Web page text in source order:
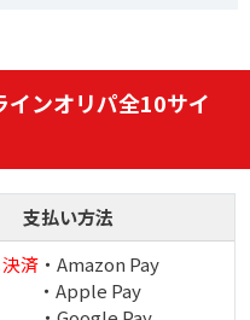
確5種が引ける
大1,500コイン！
インオリパ全10サイ
支払い方法
済 ・Amazon Pay
・Apple Pay